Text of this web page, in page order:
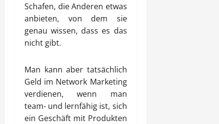
Schafen, die Anderen etwas
anbieten, von dem sie
genau wissen, dass es das
nicht gibt.
Man kann aber tatsächlich
Geld im Network Marketing
verdienen, wenn man
team- und lernfähig ist, sich
ein Geschäft mit Produkten